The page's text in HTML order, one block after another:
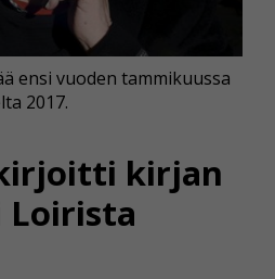
kirjan
Loirista
ensi vuoden tammikuussa
2017.